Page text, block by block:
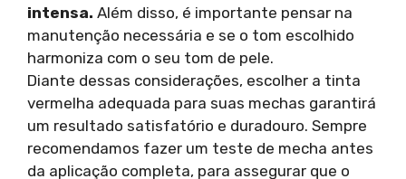
intensa. Além disso, é importante pensar na
manutenção necessária e se o tom escolhido
harmoniza com o seu tom de pele.
Diante dessas considerações, escolher a tinta
vermelha adequada para suas mechas garantirá
um resultado satisfatório e duradouro. Sempre
recomendamos fazer um teste de mecha antes
da aplicação completa, para assegurar que o